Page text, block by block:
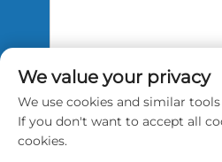
Kirim
We value your privacy
We use cookies and similar
If you don't want to accept all
cookies.